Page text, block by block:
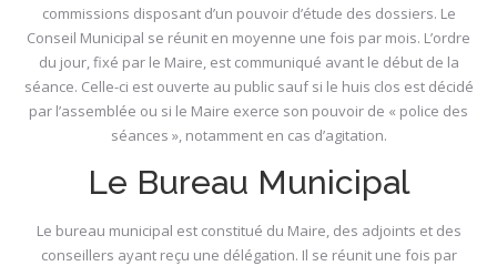
commissions disposant d’un pouvoir d’étude des dossiers. Le
Conseil Municipal se réunit en moyenne une fois par mois. L’ordre
du jour, fixé par le Maire, est communiqué avant le début de la
séance. Celle-ci est ouverte au public sauf si le huis clos est décidé
par l’assemblée ou si le Maire exerce son pouvoir de « police des
séances », notamment en cas d’agitation.
Le Bureau Municipal
Le bureau municipal est constitué du Maire, des adjoints et des
conseillers ayant reçu une délégation. Il se réunit une fois par